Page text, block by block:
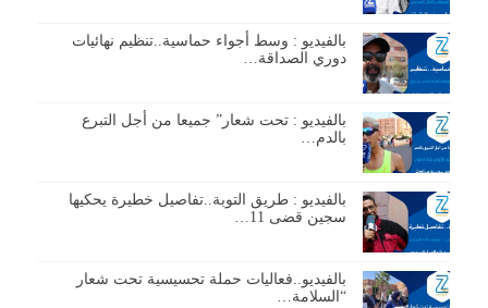
بالفيديو : وسط أجواء حماسية..تنظيم نهائيات
دوري الصداقة…
بالفيديو : تحت شعار” جميعا من أجل التبرع
بالدم…
بالفيديو : طريق التوبة..تفاصيل خطيرة يحكيها
سجين قضى 11…
بالفيديو..فعاليات حملة تحسيسية تحت شعار
“السلامة…